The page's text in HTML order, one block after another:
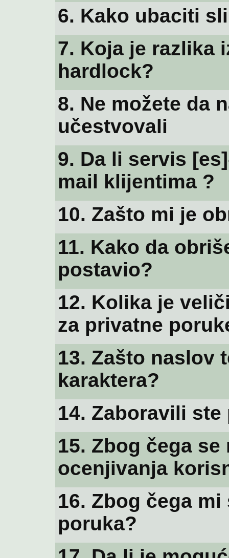
6. Kako ubaciti
7. Koja je razlika
hardlock?
8. Ne možete da
učestvovali
9. Da li servis
mail klijentima ?
10. Zašto mi je
11. Kako da
postavio?
12. Kolika je
za privatne
13. Zašto naslov
karaktera?
14. Zaboravili
15. Zbog čega
ocenjivanja
16. Zbog čega
poruka?